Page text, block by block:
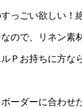
っごい欲しい！
ので、リネン素
Ｐお持ちに方な
ーダーに合わせ